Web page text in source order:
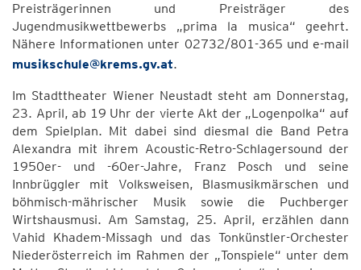
Preisträgerinnen und Preisträger des
Jugendmusikwettbewerbs „prima la musica“ geehrt.
Nähere Informationen unter 02732/801-365 und e-mail
musikschule@krems.gv.at.
Im Stadttheater Wiener Neustadt steht am Donnerstag,
23. April, ab 19 Uhr der vierte Akt der „Logenpolka“ auf
dem Spielplan. Mit dabei sind diesmal die Band Petra
Alexandra mit ihrem Acoustic-Retro-Schlagersound der
1950er- und -60er-Jahre, Franz Posch und seine
Innbrüggler mit Volksweisen, Blasmusikmärschen und
böhmisch-mährischer Musik sowie die Puchberger
Wirtshausmusi. Am Samstag, 25. April, erzählen dann
Vahid Khadem-Missagh und das Tonkünstler-Orchester
Niederösterreich im Rahmen der „Tonspiele“ unter dem